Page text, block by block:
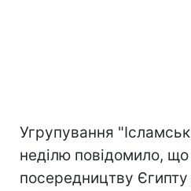
Угрупування
неділю повідомило,
посередництву Єгипту